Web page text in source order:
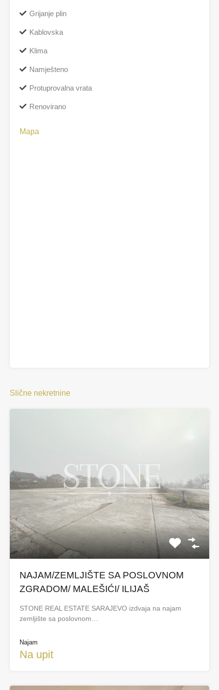
Grijanje plin
Kablovska
Klima
Namješteno
Protuprovalna vrata
Renovirano
Mapa
Slične nekretnine
NAJAM/ZEMLJIŠTE SA POSLOVNOM
ZGRADOM/ MALEŠIĆI/ ILIJAŠ
STONE REAL ESTATE SARAJEVO izdvaja na najam
zemljište sa poslovnom…
Najam
Na upit